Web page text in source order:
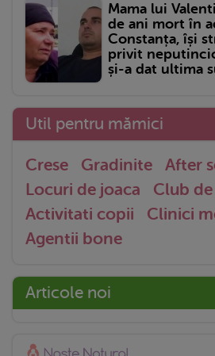
Mama lui
de ani mort în
Constanța, își
privit
și-a dat ultima
Util pentru mămici
Crese Gradinite After
Locuri de joaca
Club
Activitati copii
Clinici
Agentii bone
Articole noi